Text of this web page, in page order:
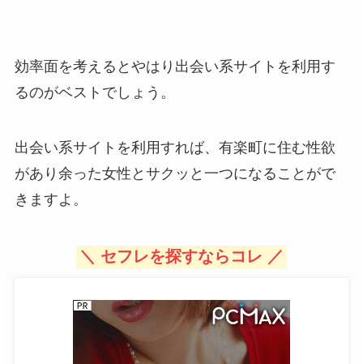
効率面を考えるとやはり出会い系サイトを利用す
るのがベストでしょう。
出会い系サイトを利用すれば、有楽町に住む性欲
があり余った女性とサクッと一つになることがで
きますよ。
＼ セフレを探すならコレ ／